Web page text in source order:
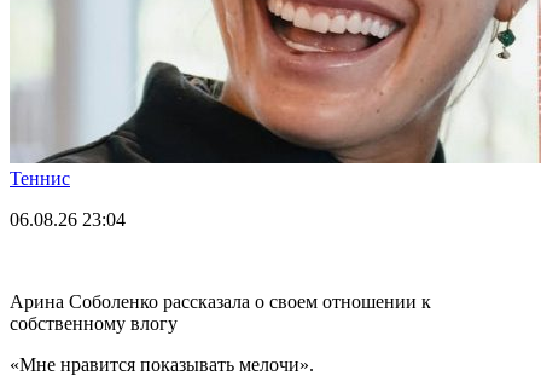
Теннис
06.08.26 23:04
Арина Соболенко рассказала о своем отношении к
собственному влогу
«Мне нравится показывать мелочи».